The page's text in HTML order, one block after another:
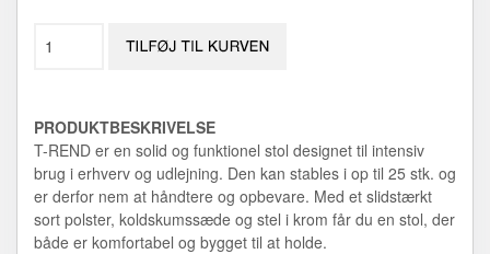
PRODUKTBESKRIVELSE
T-REND er en solid og funktionel stol designet til intensiv
brug i erhverv og udlejning. Den kan stables i op til 25 stk. og
er derfor nem at håndtere og opbevare. Med et slidstærkt
sort polster, koldskumssæde og stel i krom får du en stol, der
både er komfortabel og bygget til at holde.